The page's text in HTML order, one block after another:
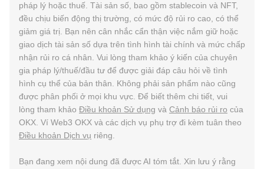
pháp lý hoặc thuế. Tài sản số, bao gồm stablecoin và NFT,
đều chịu biến động thị trường, có mức độ rủi ro cao, có thể
giảm giá trị. Bạn nên cân nhắc cẩn thận việc nắm giữ hoặc
giao dịch tài sản số dựa trên tình hình tài chính và mức chấp
nhận rủi ro cá nhân. Vui lòng tham khảo ý kiến của chuyên
gia pháp lý/thuế/đầu tư để được giải đáp câu hỏi về tình
hình cụ thể của bản thân. Không phải sản phẩm nào cũng
được phân phối ở mọi khu vực. Để biết thêm chi tiết, vui
lòng tham khảo Điều khoản Sử dụng và Cảnh báo rủi ro của
OKX. Ví Web3 OKX và các dịch vụ phụ trợ đi kèm tuân theo
Điều khoản Dịch vụ riêng.
Bạn đang xem nội dung đã được AI tóm tắt. Xin lưu ý rằng